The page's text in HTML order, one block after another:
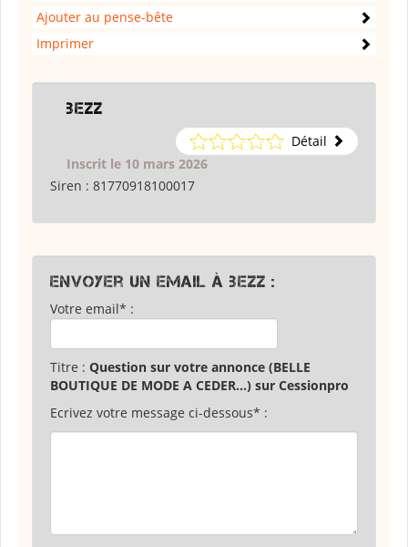
Ajouter au pense-bête
Imprimer
bezz
Détail
Inscrit le 10 mars 2026
Siren : 81770918100017
Envoyer un email à bezz :
Votre email* :
Titre : Question sur votre annonce (BELLE
BOUTIQUE DE MODE A CEDER...) sur Cessionpro
Ecrivez votre message ci-dessous* :